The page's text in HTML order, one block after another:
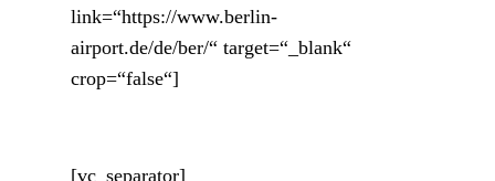
link=“https://www.berlin-
airport.de/de/ber/“ target=“_blank“
crop=“false“]
[vc_separator]